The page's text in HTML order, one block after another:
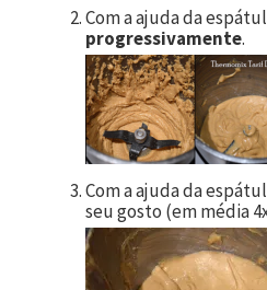
Com a ajuda da
progressivamente.
Com a ajuda da
seu gosto (em média